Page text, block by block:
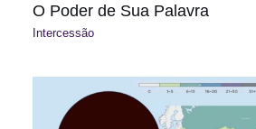
O Poder de Sua Palavra
Intercessão